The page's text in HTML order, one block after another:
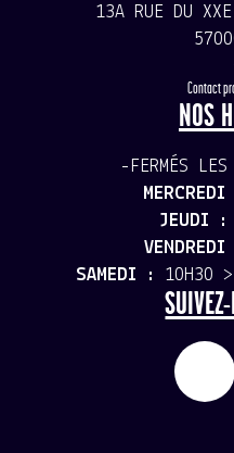
13A RUE DU
Contact
NOS
-FERMÉS
JEUDI :
SAMEDI : 10H30